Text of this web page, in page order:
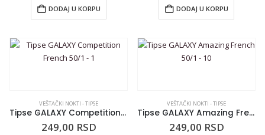
DODAJ U KORPU DODAJ U KORPU
VEŠTAČKI NOKTI - TIPSE
Tipse GALAXY Competition French 50/1 – 1
249,00 RSD
VEŠTAČKI NOKTI - TIPSE
Tipse GALAXY Amazing French 50/1 – 10
249,00 RSD